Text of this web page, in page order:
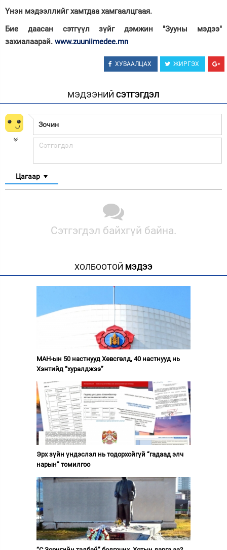
Үнэн мэдээллийг хамтдаа хамгаалцгаая.
Бие даасан сэтгүүл зүйг дэмжин "Зууны мэдээ"
захиалаарай. www.zuuniimedee.mn
ХУВААЛЦАХ ЖИРГЭХ
МЭДЭЭНИЙ СЭТГЭГДЭЛ
Цагаар
Сэтгэгдэл байхгүй байна.
ХОЛБООТОЙ МЭДЭЭ
МАН-ын 50 настнууд Хөвсгөлд, 40 настнууд нь
Хэнтийд “хуралджээ”
Эрх зүйн үндэслэл нь тодорхойгүй “гадаад элч
нарын” томилгоо